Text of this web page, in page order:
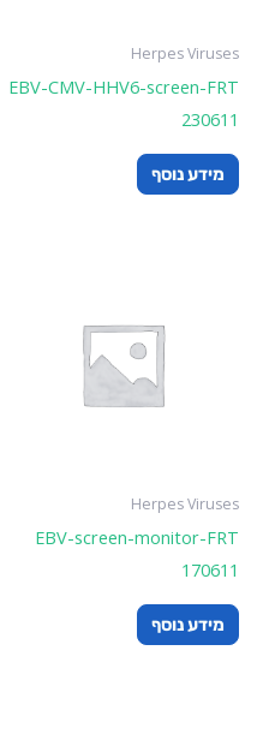
Herpes Viruses
EBV-CMV-HHV6-screen-FRT
230611
מידע נוסף
Herpes Viruses
EBV-screen-monitor-FRT
170611
מידע נוסף